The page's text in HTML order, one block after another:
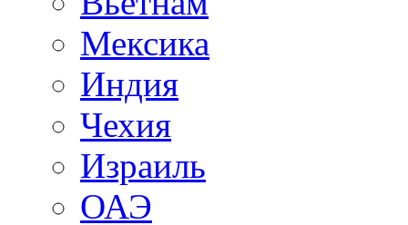
Мексика
Индия
Чехия
Израиль
ОАЭ